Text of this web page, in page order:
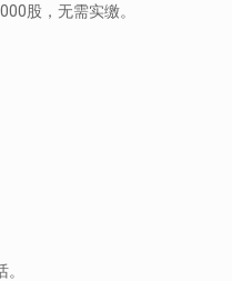
股，无需实缴。